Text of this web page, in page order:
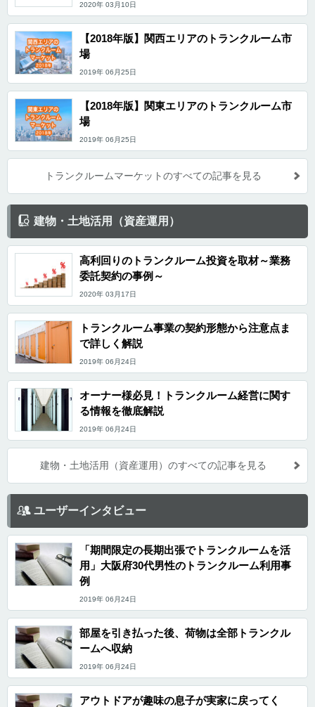
2020年 03月10日
【2018年版】関西エリアのトランクルーム市
場
2019年 06月25日
【2018年版】関東エリアのトランクルーム市
場
2019年 06月25日
トランクルームマーケットのすべての記事を見る
建物・土地活用（資産運用）
高利回りのトランクルーム投資を取材～業務
委託契約の事例～
2020年 03月17日
トランクルーム事業の契約形態から注意点ま
で詳しく解説
2019年 06月24日
オーナー様必見！トランクルーム経営に関す
る情報を徹底解説
2019年 06月24日
建物・土地活用（資産運用）のすべての記事を見る
ユーザーインタビュー
「期間限定の長期出張でトランクルームを活
用」大阪府30代男性のトランクルーム利用事
例
2019年 06月24日
部屋を引き払った後、荷物は全部トランクル
ームへ収納
2019年 06月24日
アウトドアが趣味の息子が実家に戻ってく